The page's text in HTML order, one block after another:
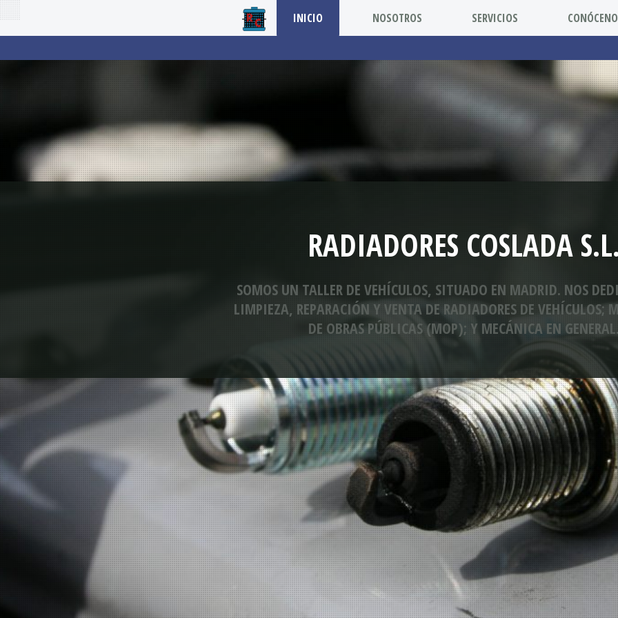
INICIO NOSOTROS SERVICIOS
RADIADORES COSLADA
SOMOS UN TALLER DE VEHÍCULOS, SITUADO EN MADRID. NOS
LIMPIEZA, REPARACIÓN Y VENTA DE RADIADORES DE VEHÍCULOS;
DE OBRAS PÚBLICAS (MOP); Y MECÁNICA EN